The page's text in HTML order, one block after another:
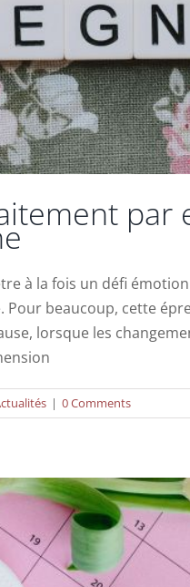
par
à la fois un défi
Pour beaucoup, cette
lorsque les
| 0 Comments
dans les traitements